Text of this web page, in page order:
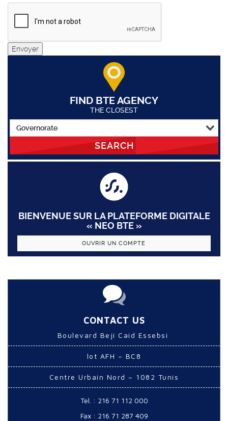
Envoyer
FIND BTE AGENCY
THE CLOSEST
SEARCH
BIENVENUE SUR LA PLATEFORME DIGITALE
« NEO BTE »
OUVRIR UN COMPTE
CONTACT US
Boulevard Beji Caid Essebsi
lot AFH – BC8
Centre Urbain Nord – 1082 Tunis
Tel. : 216 71 112 000
Fax : 216 71 287 409